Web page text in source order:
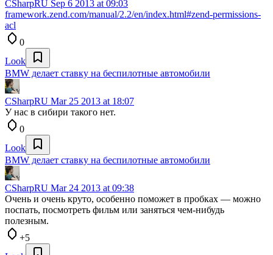
CSharpRU Sep 6 2013 at 09:03
framework.zend.com/manual/2.2/en/index.html#zend-permissions-
acl
0
Look
BMW делает ставку на беспилотные автомобили
CSharpRU Mar 25 2013 at 18:07
У нас в сибири такого нет.
0
Look
BMW делает ставку на беспилотные автомобили
CSharpRU Mar 24 2013 at 09:38
Очень и очень круто, особенно поможет в пробках — можно
поспать, посмотреть фильм или заняться чем-нибудь
полезным.
+5